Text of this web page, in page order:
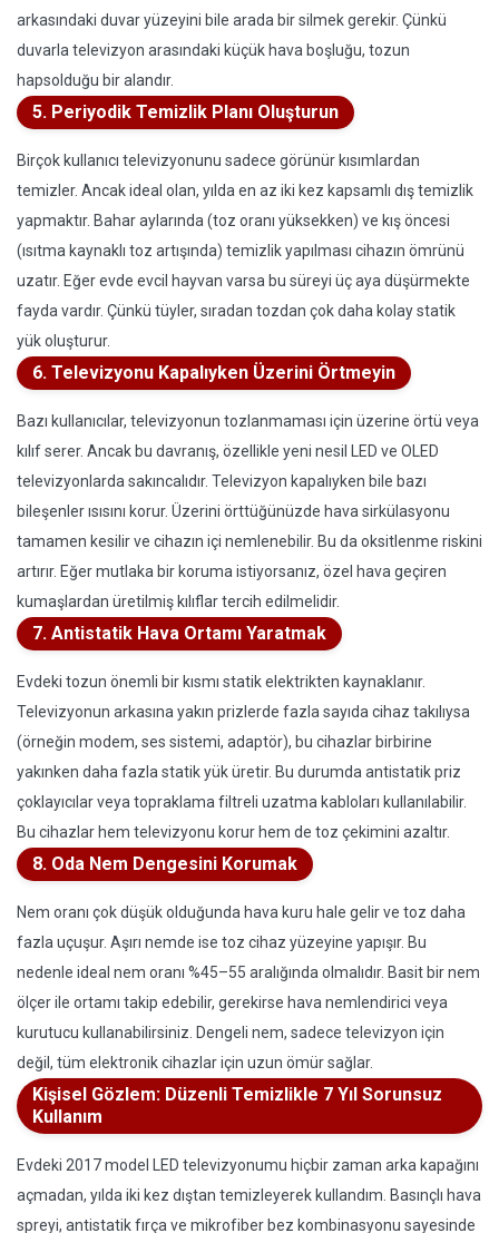
arkasındaki duvar yüzeyini bile arada bir silmek gerekir. Çünkü
duvarla televizyon arasındaki küçük hava boşluğu, tozun
hapsolduğu bir alandır.
5. Periyodik Temizlik Planı Oluşturun
Birçok kullanıcı televizyonunu sadece görünür kısımlardan
temizler. Ancak ideal olan, yılda en az iki kez kapsamlı dış temizlik
yapmaktır. Bahar aylarında (toz oranı yüksekken) ve kış öncesi
(ısıtma kaynaklı toz artışında) temizlik yapılması cihazın ömrünü
uzatır. Eğer evde evcil hayvan varsa bu süreyi üç aya düşürmekte
fayda vardır. Çünkü tüyler, sıradan tozdan çok daha kolay statik
yük oluşturur.
6. Televizyonu Kapalıyken Üzerini Örtmeyin
Bazı kullanıcılar, televizyonun tozlanmaması için üzerine örtü veya
kılıf serer. Ancak bu davranış, özellikle yeni nesil LED ve OLED
televizyonlarda sakıncalıdır. Televizyon kapalıyken bile bazı
bileşenler ısısını korur. Üzerini örttüğünüzde hava sirkülasyonu
tamamen kesilir ve cihazın içi nemlenebilir. Bu da oksitlenme riskini
artırır. Eğer mutlaka bir koruma istiyorsanız, özel hava geçiren
kumaşlardan üretilmiş kılıflar tercih edilmelidir.
7. Antistatik Hava Ortamı Yaratmak
Evdeki tozun önemli bir kısmı statik elektrikten kaynaklanır.
Televizyonun arkasına yakın prizlerde fazla sayıda cihaz takılıysa
(örneğin modem, ses sistemi, adaptör), bu cihazlar birbirine
yakınken daha fazla statik yük üretir. Bu durumda antistatik priz
çoklayıcılar veya topraklama filtreli uzatma kabloları kullanılabilir.
Bu cihazlar hem televizyonu korur hem de toz çekimini azaltır.
8. Oda Nem Dengesini Korumak
Nem oranı çok düşük olduğunda hava kuru hale gelir ve toz daha
fazla uçuşur. Aşırı nemde ise toz cihaz yüzeyine yapışır. Bu
nedenle ideal nem oranı %45–55 aralığında olmalıdır. Basit bir nem
ölçer ile ortamı takip edebilir, gerekirse hava nemlendirici veya
kurutucu kullanabilirsiniz. Dengeli nem, sadece televizyon için
değil, tüm elektronik cihazlar için uzun ömür sağlar.
Kişisel Gözlem: Düzenli Temizlikle 7 Yıl Sorunsuz
Kullanım
Evdeki 2017 model LED televizyonumu hiçbir zaman arka kapağını
açmadan, yılda iki kez dıştan temizleyerek kullandım. Basınçlı hava
spreyi, antistatik fırça ve mikrofiber bez kombinasyonu sayesinde